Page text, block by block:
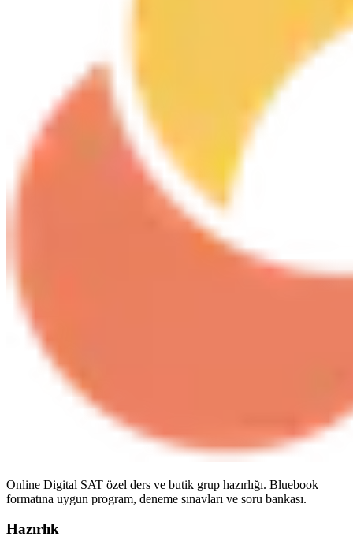
Online Digital SAT özel ders ve butik grup hazırlığı. Bluebook
formatına uygun program, deneme sınavları ve soru bankası.
Hazırlık